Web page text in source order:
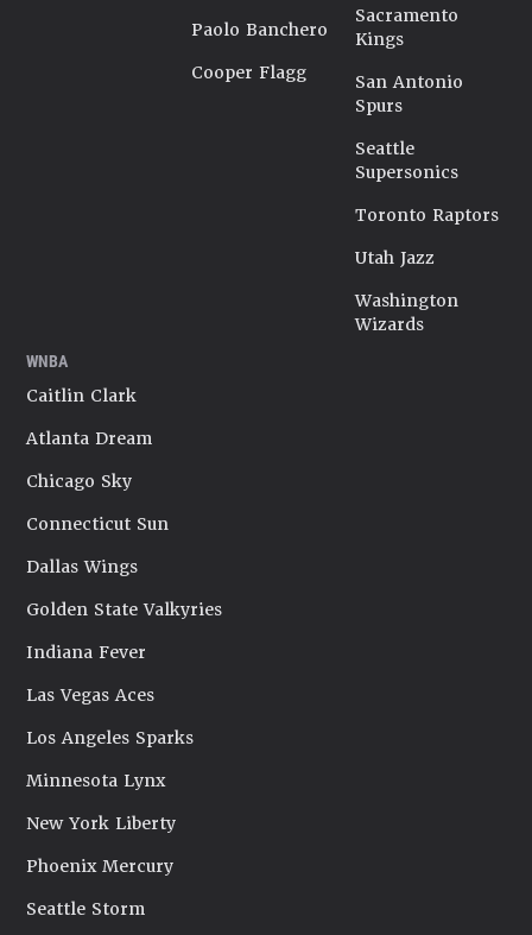
Paolo Banchero
Cooper Flagg
Sacramento
Kings
San Antonio
Spurs
Seattle
Supersonics
Toronto Raptors
Utah Jazz
Washington
Wizards
WNBA
Caitlin Clark
Atlanta Dream
Chicago Sky
Connecticut Sun
Dallas Wings
Golden State Valkyries
Indiana Fever
Las Vegas Aces
Los Angeles Sparks
Minnesota Lynx
New York Liberty
Phoenix Mercury
Seattle Storm